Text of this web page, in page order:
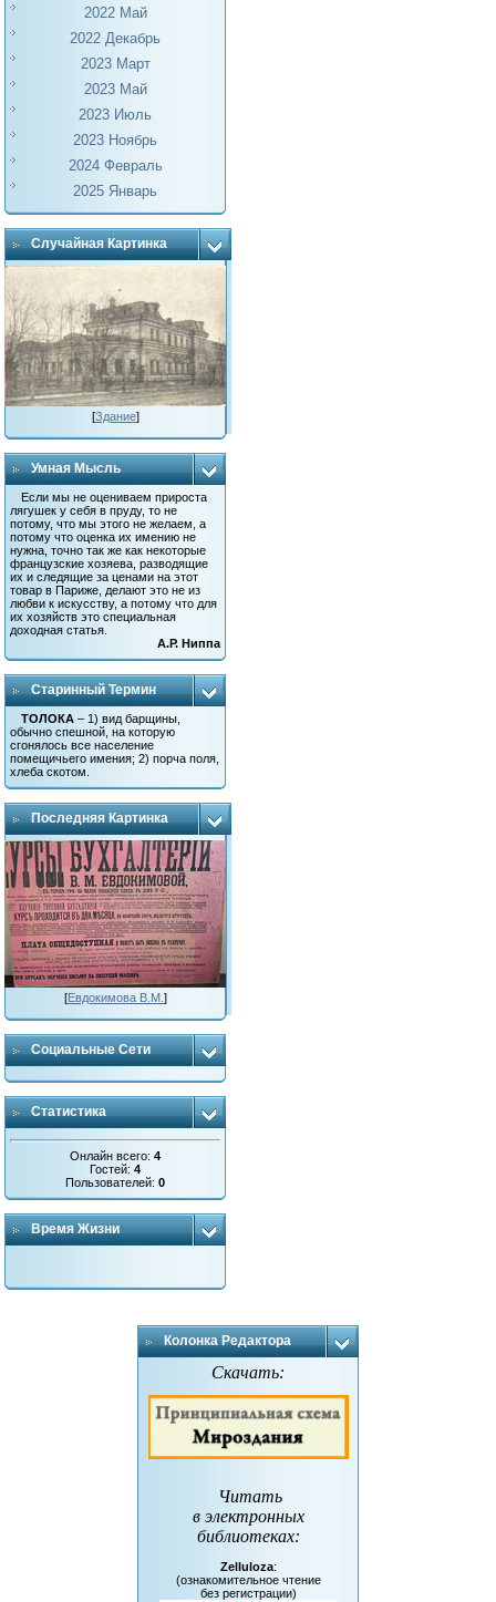
2022 Май
2022 Декабрь
2023 Март
2023 Май
2023 Июль
2023 Ноябрь
2024 Февраль
2025 Январь
Случайная Картинка
[Здание]
Умная Мысль
Если мы не оцениваем прироста
лягушек у себя в пруду, то не
потому, что мы этого не желаем, а
потому что оценка их имению не
нужна, точно так же как некоторые
французские хозяева, разводящие
их и следящие за ценами на этот
товар в Париже, делают это не из
любви к искусству, а потому что для
их хозяйств это специальная
доходная статья.
А.Р. Ниппа
Старинный Термин
ТОЛОКА – 1) вид барщины,
обычно спешной, на которую
сгонялось все население
помещичьего имения; 2) порча поля,
хлеба скотом.
Последняя Картинка
[Евдокимова В.М. ]
Социальные Сети
Статистика
Онлайн всего:4
Гостей:4
Пользователей:0
Время Жизни
Колонка Редактора
Скачать:
Читать
в электронных
библиотеках:
Zelluloza:
(ознакомительное чтение
без регистрации)